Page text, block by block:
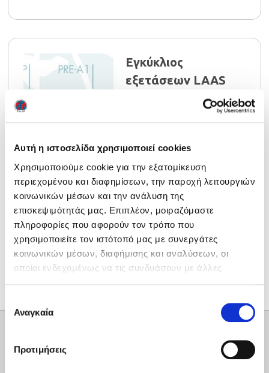
Αυτή η ιστοσελίδα χρησιμοποιεί cookies
Χρησιμοποιούμε cookie για την εξατομίκευση
περιεχομένου και διαφημίσεων, την παροχή λειτουργιών
κοινωνικών μέσων και την ανάλυση της
επισκεψιμότητάς μας. Επιπλέον, μοιραζόμαστε
πληροφορίες που αφορούν τον τρόπο που
χρησιμοποιείτε τον ιστότοπό μας με συνεργάτες
κοινωνικών μέσων, διαφήμισης και αναλύσεων, οι
οποίοι ενδεχομένως να τις συνδυάσουν με άλλες
των υπηρεσιών τους. Ρυθμίστε τις προτιμήσεις των
Μπορείτε να αλλάξετε ή να αποσύρετε τη συναίνεσή
σας ανά πάσα στιγμή, χρησιμοποιώντας τον κατάλληλο
συγκατάθεσης
Αναγκαία
Προτιμήσεις
Εγκύκλιος
εξετάσεων LAAS
Read more ›